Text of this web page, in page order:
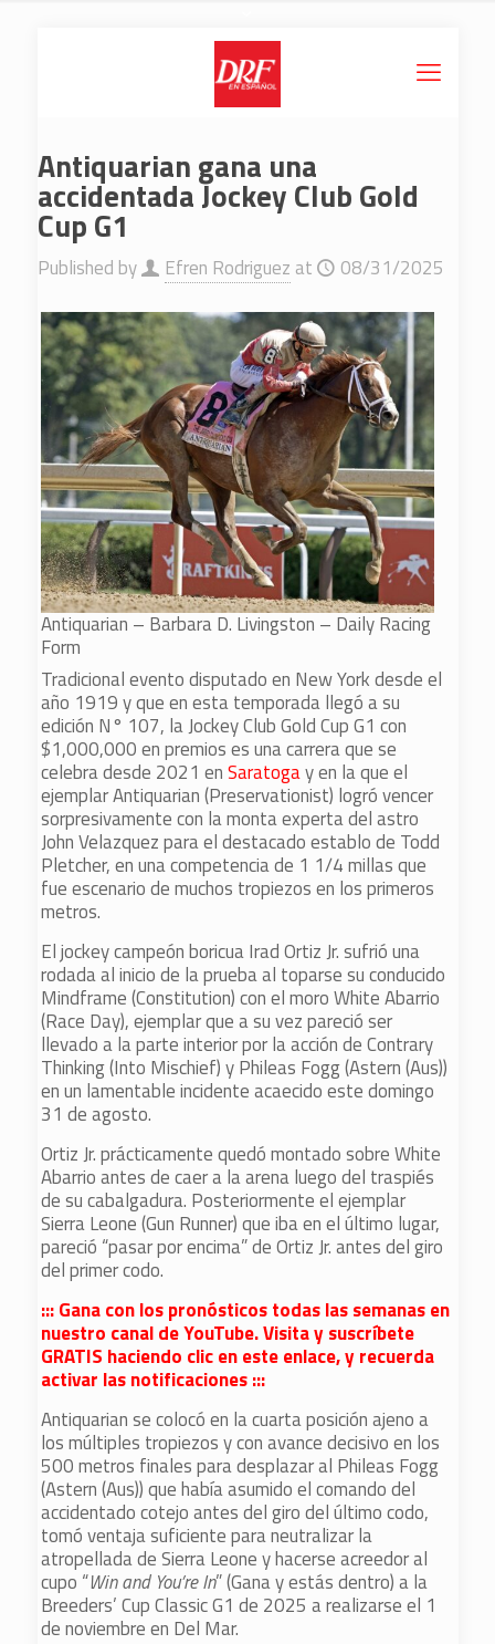
Antiquarian gana una
accidentada Jockey Club Gold
Cup G1
Published by Efren Rodriguez at 08/31/2025
Antiquarian – Barbara D. Livingston – Daily Racing
Form
Tradicional evento disputado en New York desde el
año 1919 y que en esta temporada llegó a su
edición N° 107, la Jockey Club Gold Cup G1 con
$1,000,000 en premios es una carrera que se
celebra desde 2021 enSaratogay en la que el
ejemplar Antiquarian (Preservationist) logró vencer
sorpresivamente con la monta experta del astro
John Velazquez para el destacado establo de Todd
Pletcher, en una competencia de 1 1/4 millas que
fue escenario de muchos tropiezos en los primeros
metros.
El jockey campeón boricua Irad Ortiz Jr. sufrió una
rodada al inicio de la prueba al toparse su conducido
Mindframe (Constitution) con el moro White Abarrio
(Race Day), ejemplar que a su vez pareció ser
llevado a la parte interior por la acción de Contrary
Thinking (Into Mischief) y Phileas Fogg (Astern (Aus))
en un lamentable incidente acaecido este domingo
31 de agosto.
Ortiz Jr. prácticamente quedó montado sobre White
Abarrio antes de caer a la arena luego del traspiés
de su cabalgadura. Posteriormente el ejemplar
Sierra Leone (Gun Runner) que iba en el último lugar,
pareció “pasar por encima” de Ortiz Jr. antes del giro
del primer codo.
::: Gana con los pronósticos todas las semanas en
nuestro canal de YouTube. Visita y suscríbete
GRATIS haciendo clic en este enlace, y recuerda
activar las notificaciones :::
Antiquarian se colocó en la cuarta posición ajeno a
los múltiples tropiezos y con avance decisivo en los
500 metros finales para desplazar al Phileas Fogg
(Astern (Aus)) que había asumido el comando del
accidentado cotejo antes del giro del último codo,
tomó ventaja suficiente para neutralizar la
atropellada de Sierra Leone y hacerse acreedor al
cupo “Win and You’re In” (Gana y estás dentro) a la
Breeders’ Cup Classic G1 de 2025 a realizarse el 1
de noviembre en Del Mar.